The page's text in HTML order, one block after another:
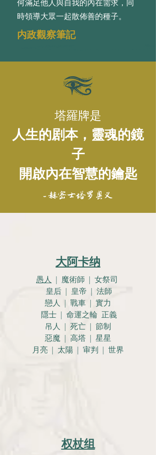
何滿⾜他⼈與⾃我的內在需求，同
時領導⼤眾⼀起散佈善的種⼦。
内政觀察筆記
塔羅牌是
人生的剧本，靈魂的鏡
子
開啟內在智慧的鑰匙
- 赫密士塔罗奥义
大阿卡纳
愚人 | 魔術師 | 女祭司
皇后 | 皇帝 | 法師
戀人 | 戰車 | 實力
隱士 | 命運之輪 正義
吊人 | 死亡 | 節制
惡魔 | 高塔 | 星星
月亮 | 太陽 | 审判 | 世界
权杖组